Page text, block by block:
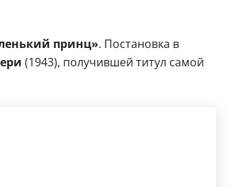
принц». Постановка в
(1943), получившей титул самой